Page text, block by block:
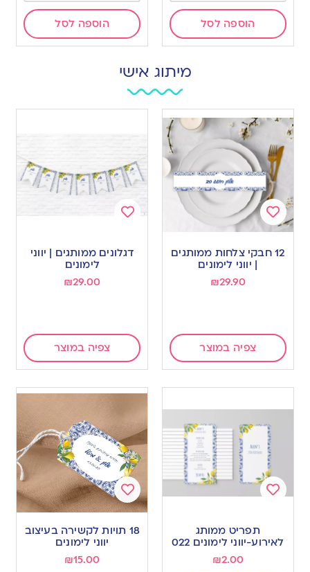
הוספה לסל הוספה לסל
מיתוג אישי
Add
to
wishlist
12 חבקי צלחות ממותגים
| יווני לימונים
₪29.90
צפיה במוצר
to
wishlist
דגלונים ממותגים | יווני
לימונים
₪29.00
צפיה במוצר
wishlist
תפריט ממותג
לאירוע-יווני לימונים 022
₪2.00
Add
to
wishlist
18 תויות לקשירה בעיצוב
יווני לימונים
₪15.00